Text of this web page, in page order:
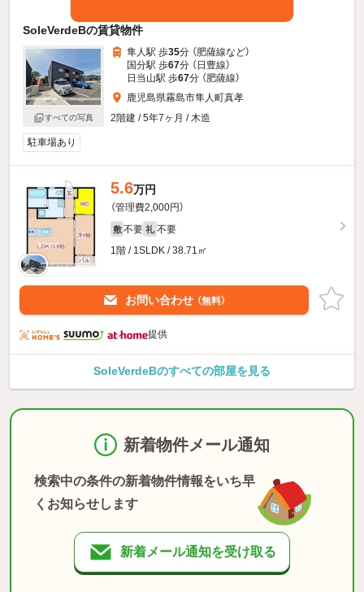
SoleVerdeBの賃貸物件
すべての写真
隼人駅 歩35分 （肥薩線など）
国分駅 歩67分 （日豊線）
日当山駅 歩67分 （肥薩線）
鹿児島県霧島市隼人町真孝
2階建 / 5年7ヶ月 / 木造
駐車場あり
5.6万円
（管理費2,000円）
敷 不要 礼 不要
1階 / 1SLDK / 38.71㎡
お問い合わせ （無料）
提供
SoleVerdeBのすべての部屋を見る
新着物件メール通知
検索中の条件の新着物件情報をいち早
くお知らせします
新着メール通知を受け取る